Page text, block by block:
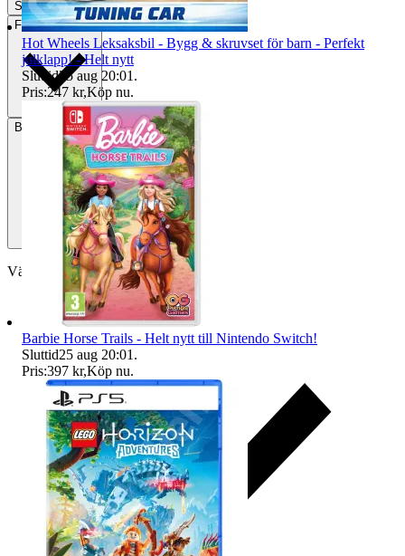
Slutade26 maj 21:15
FraktFrån 36 kr
Betalning Via Tradera
Välj till köparskydd
Hot Wheels Leksaksbil - Bygg & skruvset för barn - Perfekt
julklapp! - Helt nytt
Sluttid25 aug 20:01 .
Pris:247 kr,Köp nu.
Barbie Horse Trails - Helt nytt till Nintendo Switch!
Sluttid25 aug 20:01 .
Pris:397 kr,Köp nu.